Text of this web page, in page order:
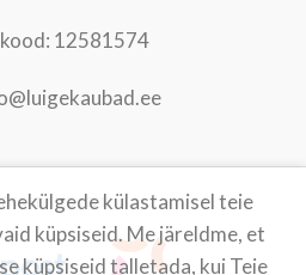
12581574
2021külastamisel teie
küpsiseid. Me järeldme, et
küpsiseid talletada, kui Teie